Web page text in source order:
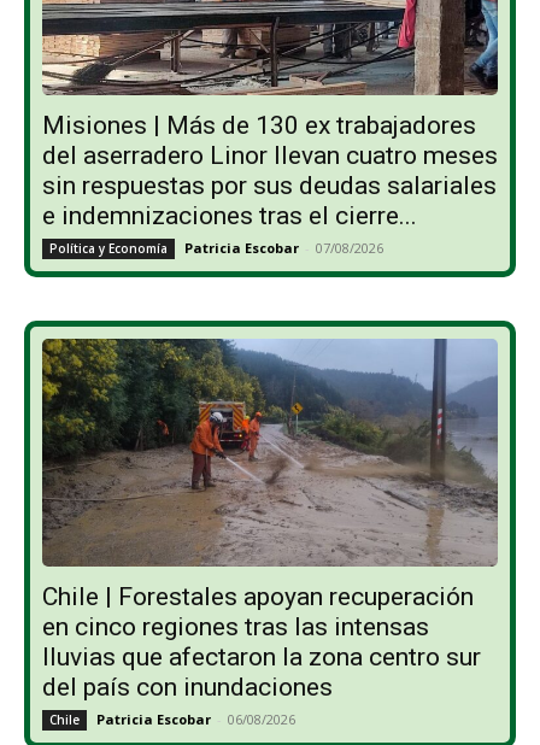
Misiones | Más de 130 ex trabajadores
del aserradero Linor llevan cuatro meses
sin respuestas por sus deudas salariales
e indemnizaciones tras el cierre...
Política y Economía Patricia Escobar - 07/08/2026
Chile | Forestales apoyan recuperación
en cinco regiones tras las intensas
lluvias que afectaron la zona centro sur
del país con inundaciones
Chile Patricia Escobar - 06/08/2026